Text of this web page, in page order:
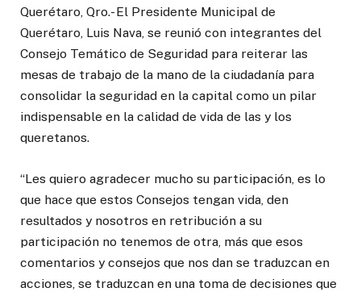
Querétaro, Qro.- El Presidente Municipal de
Querétaro, Luis Nava, se reunió con integrantes del
Consejo Temático de Seguridad para reiterar las
mesas de trabajo de la mano de la ciudadanía para
consolidar la seguridad en la capital como un pilar
indispensable en la calidad de vida de las y los
queretanos.
“Les quiero agradecer mucho su participación, es lo
que hace que estos Consejos tengan vida, den
resultados y nosotros en retribución a su
participación no tenemos de otra, más que esos
comentarios y consejos que nos dan se traduzcan en
acciones, se traduzcan en una toma de decisiones que